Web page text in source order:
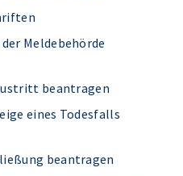
Meldebehörde
beantragen
eines Todesfalls
beantragen